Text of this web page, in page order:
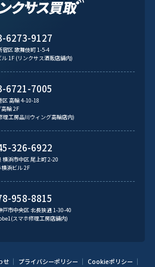
6273-9127
宿区 歌舞伎町 1-5-4
1F (リンクサス酒販店舗内)
6721-7005
区 高輪 4-10-18
輪 2F
理工房品川ウィング高輪店内)
326-6922
横浜市中区 尾上町 2-20
浜ビル 2F
958-8815
戸市中央区 北長狭通 1-30-40
スマホ修理工房店舗内)
せ プライバシーポリシー
Cookieポリシー